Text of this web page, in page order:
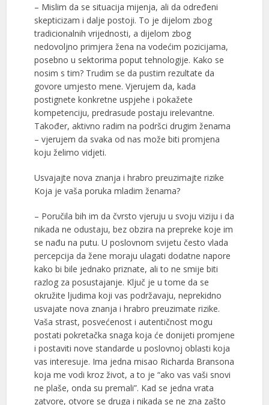
– Mislim da se situacija mijenja, ali da određeni
skepticizam i dalje postoji. To je dijelom zbog
tradicionalnih vrijednosti, a dijelom zbog
nedovoljno primjera žena na vodećim pozicijama,
posebno u sektorima poput tehnologije. Kako se
nosim s tim? Trudim se da pustim rezultate da
govore umjesto mene. Vjerujem da, kada
postignete konkretne uspjehe i pokažete
kompetenciju, predrasude postaju irelevantne.
Također, aktivno radim na podršci drugim ženama
– vjerujem da svaka od nas može biti promjena
koju želimo vidjeti.
Usvajajte nova znanja i hrabro preuzimajte rizike
Koja je vaša poruka mladim ženama?
– Poručila bih im da čvrsto vjeruju u svoju viziju i da
nikada ne odustaju, bez obzira na prepreke koje im
se nađu na putu. U poslovnom svijetu često vlada
percepcija da žene moraju ulagati dodatne napore
kako bi bile jednako priznate, ali to ne smije biti
razlog za posustajanje. Ključ je u tome da se
okružite ljudima koji vas podržavaju, neprekidno
usvajate nova znanja i hrabro preuzimate rizike.
Vaša strast, posvećenost i autentičnost mogu
postati pokretačka snaga koja će donijeti promjene
i postaviti nove standarde u poslovnoj oblasti koja
vas interesuje. Ima jedna misao Richarda Bransona
koja me vodi kroz život, a to je “ako vas vaši snovi
ne plaše, onda su premali”. Kad se jedna vrata
zatvore, otvore se druga i nikada se ne zna zašto